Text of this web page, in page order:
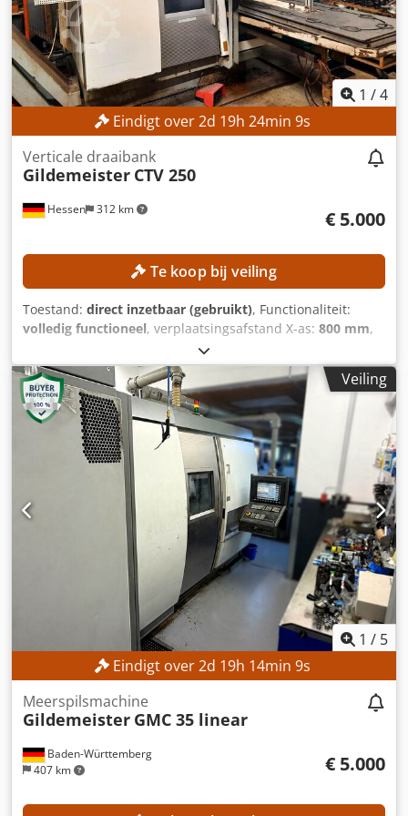
1 /4
Eindigt over2d 19h 24min 8s
Hessen 312 km
Verticale draaibank
Gildemeister CTV 250
€ 5.000
Te koop bij veiling
Toestand: direct inzetbaar (gebruikt), Functionaliteit:
volledig functioneel, verplaatsingsafstand X-as: 800 mm,
300 mm
de klauwplaat:250 mm, spil doorgang:79 mm, aantal
posities in het gereedschapsmagazijn:12, Geen
minimumprijs – gegarandeerde verkoop tegen het hoogste
bod! TECHNISCHE GEGEVENS Verplaatsing X-as: 800 mm
Verplaatsing Z-as: 300 mm Diameter van de spanhouder:
250 mm Spindelkop: 170 h5 Spindeldiameter bij het
voorste lager: 120 mm Spindelboring: 79 mm Aantal
gereedschapsstations: 12 UITRUSTING Djdpfx Aszpxf
Ujbfjkr C-as
Veiling
1 / 5
Eindigt over2d 19h 14min 8s
Baden-Württemberg
407 km
Meerspilsmachine
Gildemeister GMC 35 linear
€ 5.000